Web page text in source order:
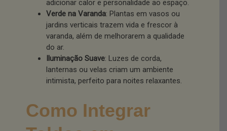
adicionar calor e personalidade ao espaço.
Verde na Varanda: Plantas em vasos ou
jardins verticais trazem vida e frescor à
varanda, além de melhorarem a qualidade
do ar.
Iluminação Suave: Luzes de corda,
lanternas ou velas criam um ambiente
intimista, perfeito para noites relaxantes.
Como Integrar